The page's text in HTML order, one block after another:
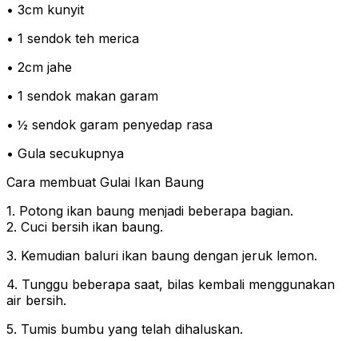
• 3cm kunyit
• 1 sendok teh merica
• 2cm jahe
• 1 sendok makan garam
• ½ sendok garam penyedap rasa
• Gula secukupnya
Cara membuat Gulai Ikan Baung
1. Potong ikan baung menjadi beberapa bagian.
2. Cuci bersih ikan baung.
3. Kemudian baluri ikan baung dengan jeruk lemon.
4. Tunggu beberapa saat, bilas kembali menggunakan
air bersih.
5. Tumis bumbu yang telah dihaluskan.